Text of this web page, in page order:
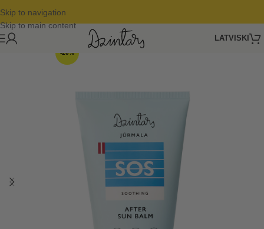
Skip to navigation
Skip to main content
LATVISKI
-20%